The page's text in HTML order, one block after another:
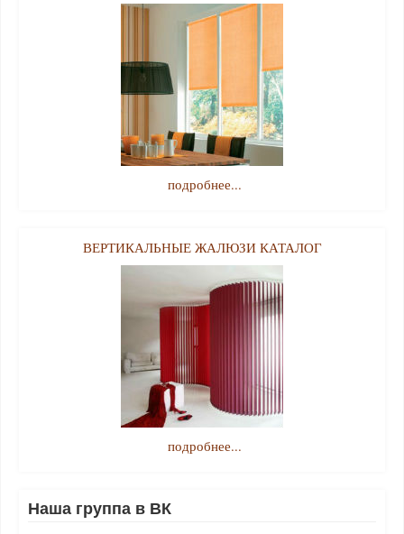
подробнее...
ВЕРТИКАЛЬНЫЕ ЖАЛЮЗИ КАТАЛОГ
подробнее...
Наша группа в ВК